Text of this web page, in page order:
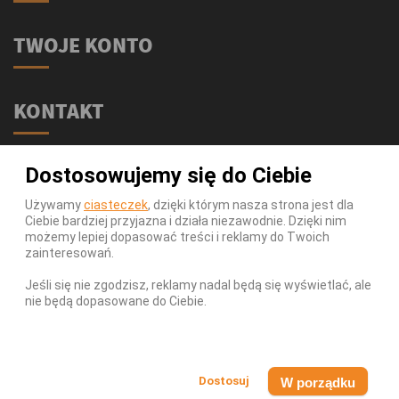
Dostosowujemy się do Ciebie
Używamyciasteczek, dzięki którym nasza strona jest dla
Ciebie bardziej przyjazna i działa niezawodnie. Dzięki nim
możemy lepiej dopasować treści i reklamy do Twoich
zainteresowań.
Jeśli się nie zgodzisz, reklamy nadal będą się wyświetlać, ale
nie będą dopasowane do Ciebie.
W porządku
TWOJE KONTO
KONTAKT
ul. Stołeczna 2/lok 102
15-879 Białystok
Telefon:
539 111 590
Infolinia:Pn-Pt 9-17
E-mail:
info@swiatsupli.pl